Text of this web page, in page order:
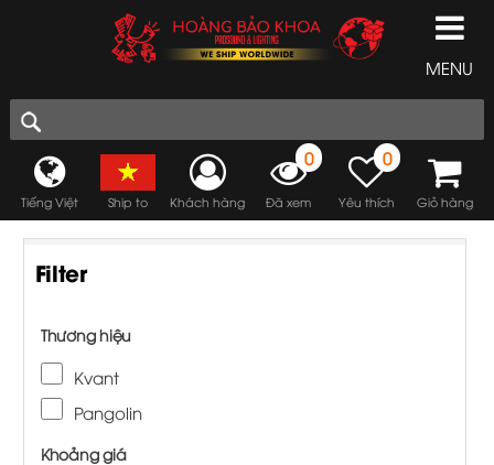
MENU
Tiếng Việt Ship to Khách hàng
0
Đã xem
0
Yêu thích Giỏ hàng
Filter
Thương hiệu
Kvant
Pangolin
Khoảng giá